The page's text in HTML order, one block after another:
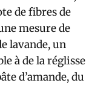
de fibres de
mesure de
lavande, un
à de la réglisse
d’amande, du